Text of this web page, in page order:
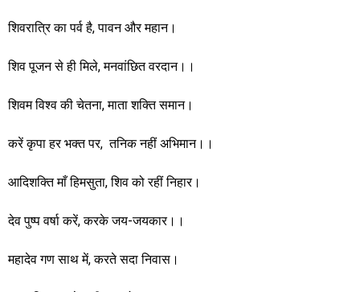
शिवरात्रि का पर्व है, पावन और महान।
शिव पूजन से ही मिले, मनवांछित वरदान।।
शिवम विश्व की चेतना, माता शक्ति समान।
करें कृपा हर भक्त पर, तनिक नहीं अभिमान।।
आदिशक्ति माँ हिमसुता, शिव को रहीं निहार।
देव पुष्प वर्षा करें, करके जय-जयकार।।
महादेव गण साथ में, करते सदा निवास।